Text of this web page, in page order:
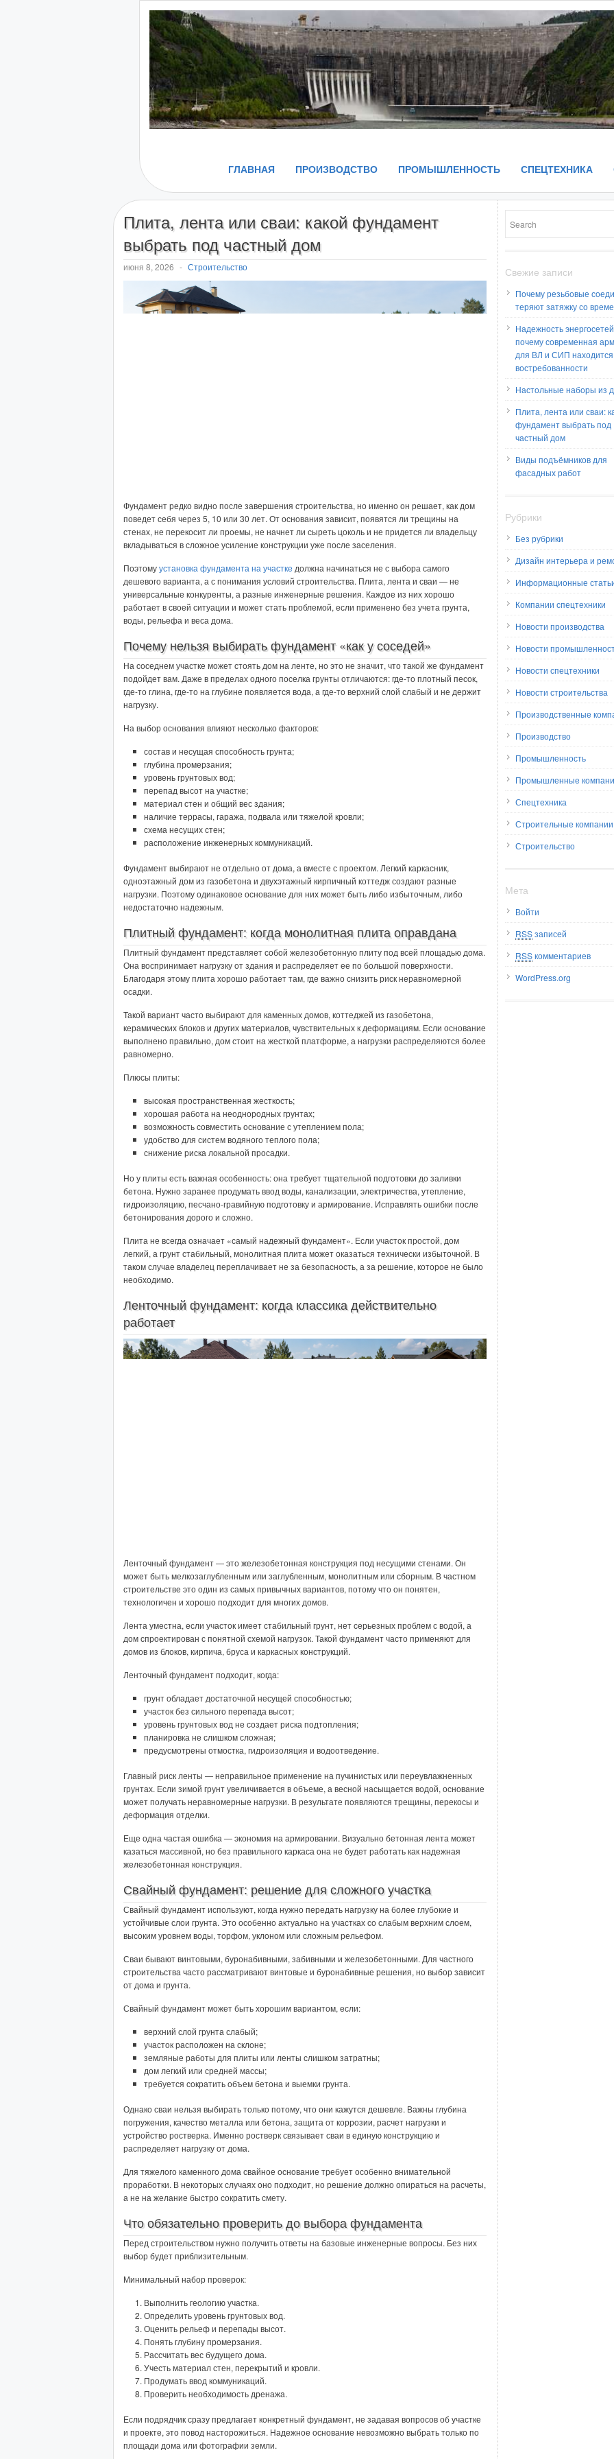
ГЛАВНАЯ ПРОИЗВОДСТВО ПРОМЫШЛЕННОСТЬ СПЕЦТЕХНИКА
Плита, лента или сваи: какой фундамент
выбрать под частный дом
июня 8, 2026 - Строительство
Фундамент редко видно после завершения строительства, но именно он решает, как дом
поведет себя через 5, 10 или 30 лет. От основания зависит, появятся ли трещины на
стенах, не перекосит ли проемы, не начнет ли сыреть цоколь и не придется ли владельцу
вкладываться в сложное усиление конструкции уже после заселения.
Поэтомуустановка фундамента на участке должна начинаться не с выбора самого
дешевого варианта, а с понимания условий строительства. Плита, лента и сваи — не
универсальные конкуренты, а разные инженерные решения. Каждое из них хорошо
работает в своей ситуации и может стать проблемой, если применено без учета грунта,
воды, рельефа и веса дома.
Почему нельзя выбирать фундамент «как у соседей»
На соседнем участке может стоять дом на ленте, но это не значит, что такой же фундамент
подойдет вам. Даже в пределах одного поселка грунты отличаются: где-то плотный песок,
где-то глина, где-то на глубине появляется вода, а где-то верхний слой слабый и не держит
нагрузку.
На выбор основания влияют несколько факторов:
состав и несущая способность грунта;
глубина промерзания;
уровень грунтовых вод;
перепад высот на участке;
материал стен и общий вес здания;
наличие террасы, гаража, подвала или тяжелой кровли;
схема несущих стен;
расположение инженерных коммуникаций.
Фундамент выбирают не отдельно от дома, а вместе с проектом. Легкий каркасник,
одноэтажный дом из газобетона и двухэтажный кирпичный коттедж создают разные
нагрузки. Поэтому одинаковое основание для них может быть либо избыточным, либо
недостаточно надежным.
Плитный фундамент: когда монолитная плита оправдана
Плитный фундамент представляет собой железобетонную плиту под всей площадью дома.
Она воспринимает нагрузку от здания и распределяет ее по большой поверхности.
Благодаря этому плита хорошо работает там, где важно снизить риск неравномерной
осадки.
Такой вариант часто выбирают для каменных домов, коттеджей из газобетона,
керамических блоков и других материалов, чувствительных к деформациям. Если основание
выполнено правильно, дом стоит на жесткой платформе, а нагрузки распределяются более
равномерно.
Плюсы плиты:
высокая пространственная жесткость;
хорошая работа на неоднородных грунтах;
возможность совместить основание с утеплением пола;
удобство для систем водяного теплого пола;
снижение риска локальной просадки.
Но у плиты есть важная особенность: она требует тщательной подготовки до заливки
бетона. Нужно заранее продумать ввод воды, канализации, электричества, утепление,
гидроизоляцию, песчано-гравийную подготовку и армирование. Исправлять ошибки после
бетонирования дорого и сложно.
Плита не всегда означает «самый надежный фундамент». Если участок простой, дом
легкий, а грунт стабильный, монолитная плита может оказаться технически избыточной. В
таком случае владелец переплачивает не за безопасность, а за решение, которое не было
необходимо.
Ленточный фундамент: когда классика действительно
работает
Ленточный фундамент — это железобетонная конструкция под несущими стенами. Он
может быть мелкозаглубленным или заглубленным, монолитным или сборным. В частном
строительстве это один из самых привычных вариантов, потому что он понятен,
технологичен и хорошо подходит для многих домов.
Лента уместна, если участок имеет стабильный грунт, нет серьезных проблем с водой, а
дом спроектирован с понятной схемой нагрузок. Такой фундамент часто применяют для
домов из блоков, кирпича, бруса и каркасных конструкций.
Ленточный фундамент подходит, когда:
грунт обладает достаточной несущей способностью;
участок без сильного перепада высот;
уровень грунтовых вод не создает риска подтопления;
планировка не слишком сложная;
предусмотрены отмостка, гидроизоляция и водоотведение.
Главный риск ленты — неправильное применение на пучинистых или переувлажненных
грунтах. Если зимой грунт увеличивается в объеме, а весной насыщается водой, основание
может получать неравномерные нагрузки. В результате появляются трещины, перекосы и
деформация отделки.
Еще одна частая ошибка — экономия на армировании. Визуально бетонная лента может
казаться массивной, но без правильного каркаса она не будет работать как надежная
железобетонная конструкция.
Свайный фундамент: решение для сложного участка
Свайный фундамент используют, когда нужно передать нагрузку на более глубокие и
устойчивые слои грунта. Это особенно актуально на участках со слабым верхним слоем,
высоким уровнем воды, торфом, уклоном или сложным рельефом.
Сваи бывают винтовыми, буронабивными, забивными и железобетонными. Для частного
строительства часто рассматривают винтовые и буронабивные решения, но выбор зависит
от дома и грунта.
Свайный фундамент может быть хорошим вариантом, если:
верхний слой грунта слабый;
участок расположен на склоне;
земляные работы для плиты или ленты слишком затратны;
дом легкий или средней массы;
требуется сократить объем бетона и выемки грунта.
Однако сваи нельзя выбирать только потому, что они кажутся дешевле. Важны глубина
погружения, качество металла или бетона, защита от коррозии, расчет нагрузки и
устройство ростверка. Именно ростверк связывает сваи в единую конструкцию и
распределяет нагрузку от дома.
Для тяжелого каменного дома свайное основание требует особенно внимательной
проработки. В некоторых случаях оно подходит, но решение должно опираться на расчеты,
а не на желание быстро сократить смету.
Что обязательно проверить до выбора фундамента
Перед строительством нужно получить ответы на базовые инженерные вопросы. Без них
выбор будет приблизительным.
Минимальный набор проверок:
Выполнить геологию участка.
Определить уровень грунтовых вод.
Оценить рельеф и перепады высот.
Понять глубину промерзания.
Рассчитать вес будущего дома.
Учесть материал стен, перекрытий и кровли.
Продумать ввод коммуникаций.
Проверить необходимость дренажа.
Если подрядчик сразу предлагает конкретный фундамент, не задавая вопросов об участке
и проекте, это повод насторожиться. Надежное основание невозможно выбрать только по
площади дома или фотографии земли.
Свежие записи
Почему резьбовые
теряют затяжку со
Надежность
почему современная
для ВЛ и СИП находится
востребованности
Настольные наборы из
Плита, лента или сваи:
фундамент выбрать под
частный дом
Виды подъёмников для
фасадных работ
Рубрики
Без рубрики
Дизайн интерьера и
Информационные
Компании спецтехники
Новости производства
Новости
Новости спецтехники
Новости строительства
Производственные
Производство
Промышленность
Промышленные
Спецтехника
Строительные компании
Строительство
Мета
Войти
RSSзаписей
RSSкомментариев
WordPress.org